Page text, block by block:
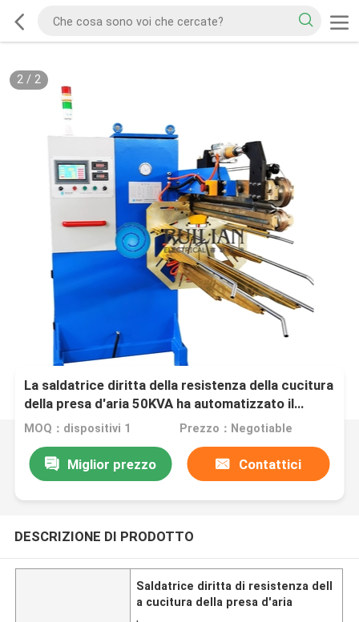
2/ 2
La saldatrice diritta della resistenza della cucitura
della presa d'aria 50KVA ha automatizzato il
saldatore della resistenza
MOQ：dispositivi 1 Prezzo：Negotiable
Miglior prezzo Contattici
DESCRIZIONE DI PRODOTTO
Saldatrice diritta di resistenza dell
a cucitura della presa d'aria
,